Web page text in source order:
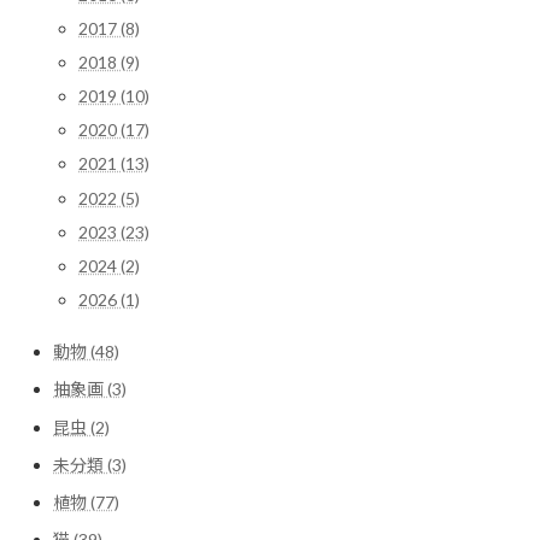
2017 (8)
2018 (9)
2019 (10)
2020 (17)
2021 (13)
2022 (5)
2023 (23)
2024 (2)
2026 (1)
動物 (48)
抽象画 (3)
昆虫 (2)
未分類 (3)
植物 (77)